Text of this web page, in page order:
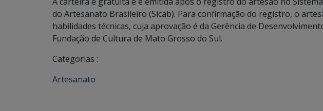
do Artesanato Brasileiro (Sicab). Para confirmação do registro, o
habilidades técnicas, cuja aprovação é da Gerência de
Fundação de Cultura de Mato Grosso do Sul.
Categorias :
Artesanato